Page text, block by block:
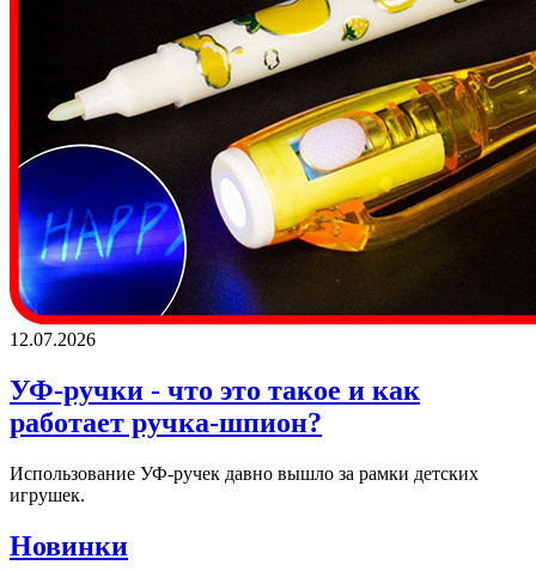
12.07.2026
УФ-ручки - что это такое и как
работает ручка-шпион?
Использование УФ-ручек давно вышло за рамки детских
игрушек.
Новинки